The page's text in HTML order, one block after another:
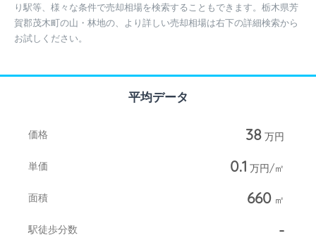
り駅等、様々な条件で売却相場を検索することもできます。栃木県芳
賀郡茂木町の山・林地の、より詳しい売却相場は右下の詳細検索から
お試しください。
平均データ
価格 38 万円
単価 0.1 万円/㎡
面積 660 ㎡
駅徒歩分数 -